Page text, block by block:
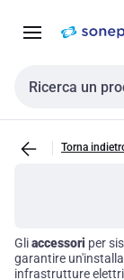
navigazione alla
Cerca input
Torna
Gliaccessori per
garantire
infrastrutture